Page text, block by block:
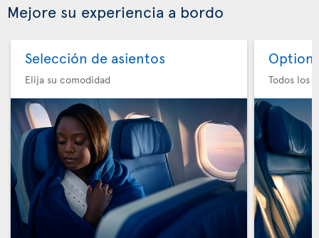
Mejore su experiencia a bordo
Selección de asientos
Elija su comodidad
Option
Todos los